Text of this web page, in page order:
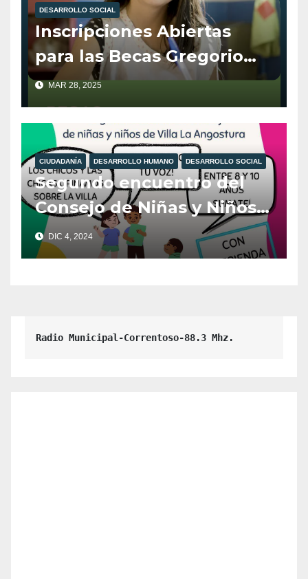
DESARROLLO SOCIAL
Inscripciones Abiertas
para las Becas Gregorio
Álvarez
MAR 28, 2025
CIUDADANÍA DESARROLLO HUMANO DESARROLLO SOCIAL
Segundo encuentro del
Consejo de Niñas y Niños
de Villa La Angostura
DIC 4, 2024
Radio Municipal-Correntoso-88.3 Mhz.